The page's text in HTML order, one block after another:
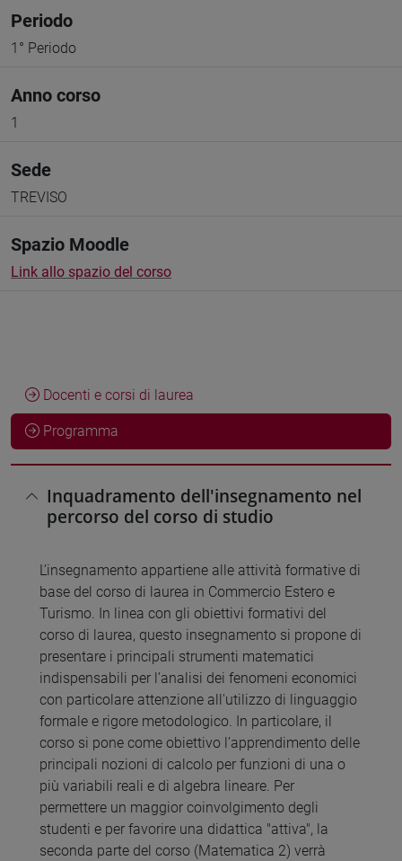
Periodo
1° Periodo
Anno corso
1
Sede
TREVISO
Spazio Moodle
Link allo spazio del corso
Docenti e corsi di laurea
Programma
Inquadramento dell'insegnamento nel
percorso del corso di studio
L’insegnamento appartiene alle attività formative di
base del corso di laurea in Commercio Estero e
Turismo. In linea con gli obiettivi formativi del
corso di laurea, questo insegnamento si propone di
presentare i principali strumenti matematici
indispensabili per l’analisi dei fenomeni economici
con particolare attenzione all'utilizzo di linguaggio
formale e rigore metodologico. In particolare, il
corso si pone come obiettivo l’apprendimento delle
principali nozioni di calcolo per funzioni di una o
più variabili reali e di algebra lineare. Per
permettere un maggior coinvolgimento degli
studenti e per favorire una didattica "attiva", la
seconda parte del corso (Matematica 2) verrà